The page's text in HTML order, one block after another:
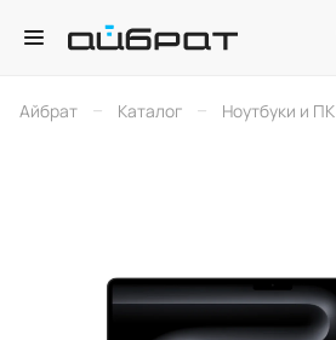
Айбрат – Каталог – Ноутбуки и ПК